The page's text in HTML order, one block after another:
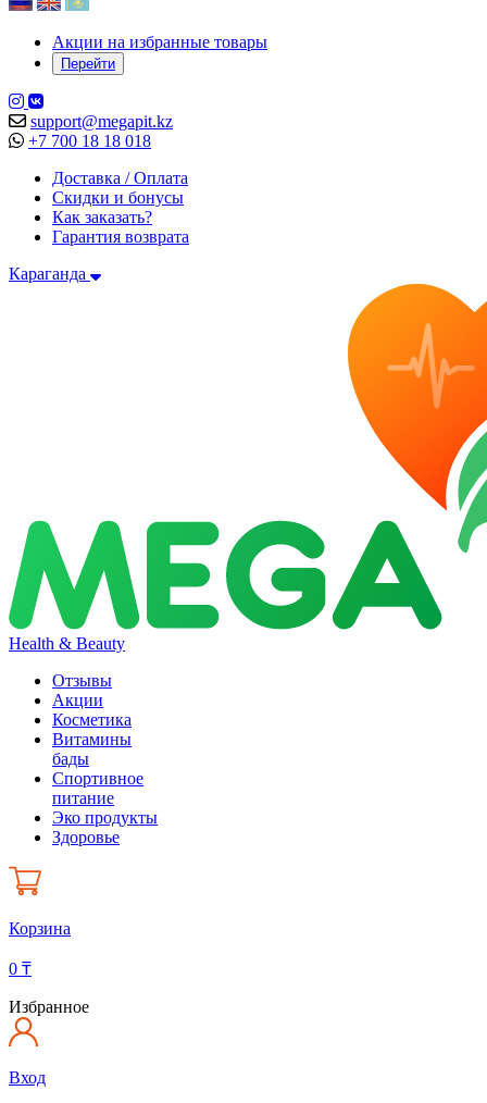
Акции на избранные товары
Перейти
support@megapit.kz
+7 700 18 18 018
Доставка / Оплата
Скидки и бонусы
Как заказать?
Гарантия возврата
Караганда
Health & Beauty
Отзывы
Акции
Косметика
Витамины
бады
Спортивное
питание
Эко продукты
Здоровье
Корзина
0 ₸
Избранное
Вход